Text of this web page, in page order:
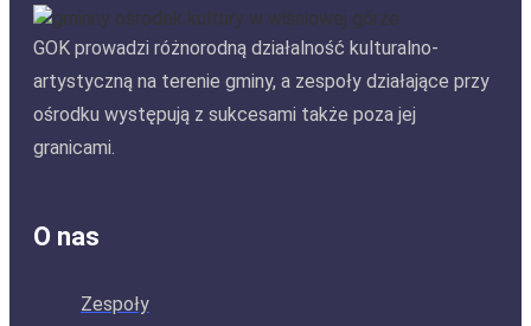
GOK prowadzi różnorodną działalność kulturalno-
artystyczną na terenie gminy, a zespoły działające przy
ośrodku występują z sukcesami także poza jej
granicami.
O nas
Zespoły